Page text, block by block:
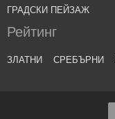
ГРАДСКИ ПЕЙЗАЖ
Рейтинг
ЗЛАТНИ СРЕБЪРНИ